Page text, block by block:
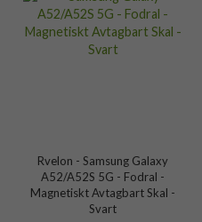
Rvelon - Samsung Galaxy
A52/A52S 5G - Fodral -
Magnetiskt Avtagbart Skal -
Svart